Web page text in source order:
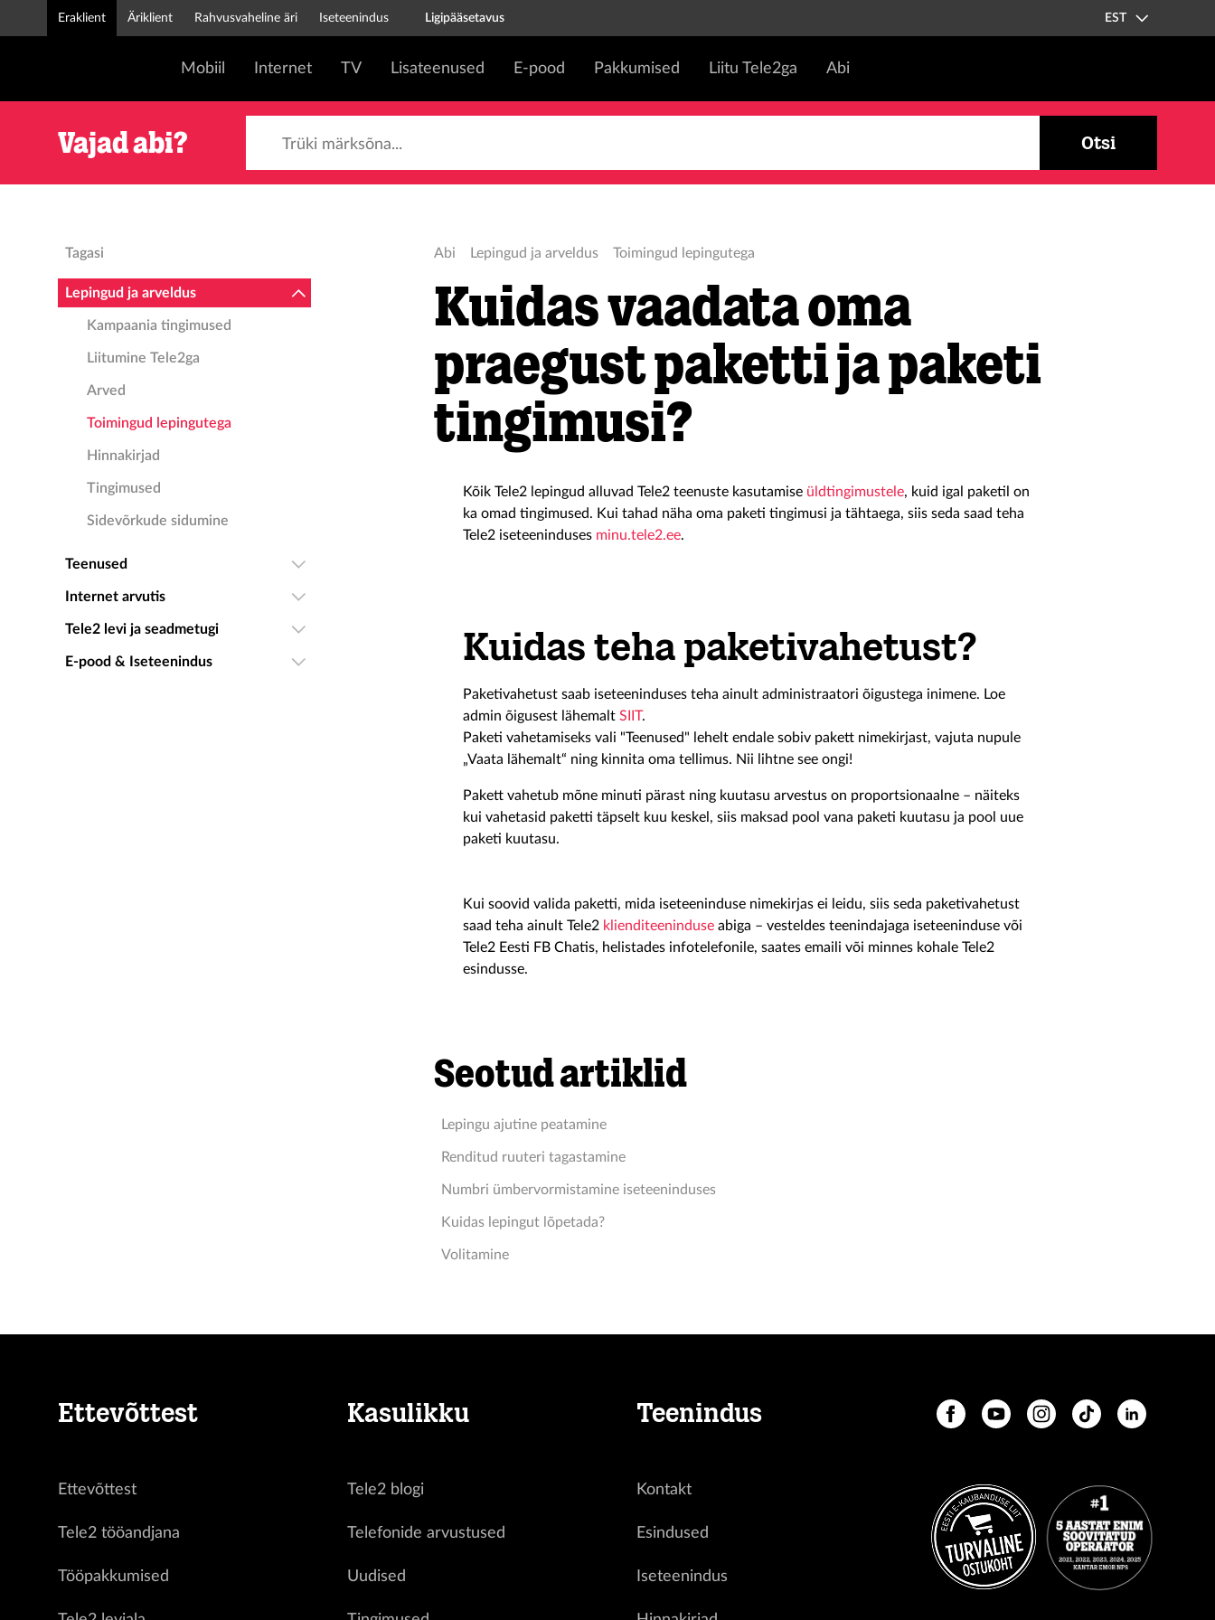
Eraklient Äriklient Rahvusvaheline äri Iseteenindus Ligipääsetavus EST
Mobiil Internet TV Lisateenused E-pood Pakkumised Liitu Tele2ga Abi
Vajad abi? Otsi
Tagasi
Lepingud ja arveldus
Kampaania tingimused
Liitumine Tele2ga
Arved
Toimingud lepingutega
Hinnakirjad
Tingimused
Sidevõrkude sidumine
Teenused
Internet arvutis
Tele2 levi ja seadmetugi
E-pood & Iseteenindus
Abi Lepingud ja arveldus Toimingud lepingutega
Kuidas vaadata oma
praegust paketti ja paketi
tingimusi?
Kõik Tele2 lepingud alluvad Tele2 teenuste kasutamise üldtingimustele, kuid igal paketil on
ka omad tingimused. Kui tahad näha oma paketi tingimusi ja tähtaega, siis seda saad teha
Tele2 iseteeninduses minu.tele2.ee.
Kuidas teha paketivahetust?
Paketivahetust saab iseteeninduses teha ainult administraatori õigustega inimene. Loe
admin õigusest lähemalt SIIT.
Paketi vahetamiseks vali "Teenused" lehelt endale sobiv pakett nimekirjast, vajuta nupule
„Vaata lähemalt“ ning kinnita oma tellimus. Nii lihtne see ongi!
Pakett vahetub mõne minuti pärast ning kuutasu arvestus on proportsionaalne – näiteks
kui vahetasid paketti täpselt kuu keskel, siis maksad pool vana paketi kuutasu ja pool uue
paketi kuutasu.
Kui soovid valida paketti, mida iseteeninduse nimekirjas ei leidu, siis seda paketivahetust
saad teha ainult Tele2 klienditeeninduse abiga – vesteldes teenindajaga iseteeninduse või
Tele2 Eesti FB Chatis, helistades infotelefonile, saates emaili või minnes kohale Tele2
esindusse.
Seotud artiklid
Lepingu ajutine peatamine
Renditud ruuteri tagastamine
Numbri ümbervormistamine iseteeninduses
Kuidas lepingut lõpetada?
Volitamine
Ettevõttest
Ettevõttest
Tele2 tööandjana
Tööpakkumised
Kasulikku
Tele2 blogi
Telefonide arvustused
Uudised
Teenindus
Kontakt
Esindused
Iseteenindus